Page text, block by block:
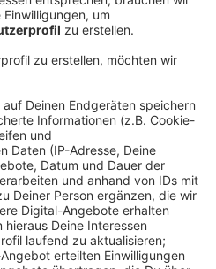
nie, heißt es von der
nicht nur wieder
neue Saison knackt damit
2019/20. Neu in diesem
online bestellt werden
hätten laut der Tonhalle
Neukunden genutzt.